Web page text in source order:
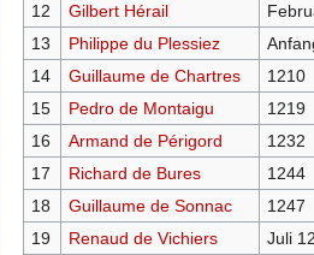
12
Gilbert Hérail
13
Philippe du Plessiez
14
Guillaume de Chartres 1210
15
Pedro de Montaigu 1219
16
Armand de Périgord 1232
17
Richard de Bures 1244
18
Guillaume de Sonnac 1247
19
Renaud de Vichiers Juli